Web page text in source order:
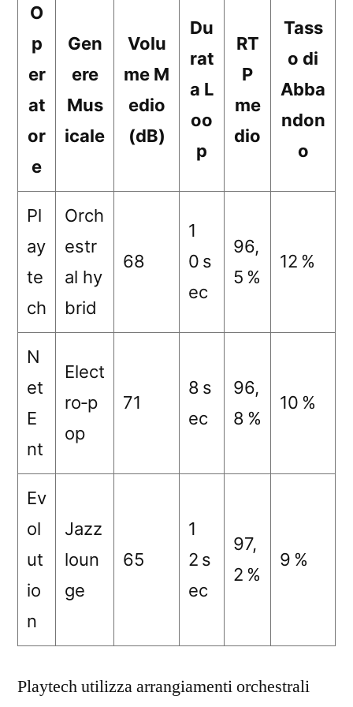
O
p
er
at
or
e
Gen
ere
Mus
icale
Volu
me M
edio
(dB)
Du
rat
a L
oo
p
RT
P
me
dio
Tass
o di
Abba
ndon
o
Pl
ay
te
ch
Orch
estr
al hy
brid
68
1
0 s
ec
96,
5 %
12 %
N
et
E
nt
Elect
ro‑p
op
71
8 s
ec
96,
8 %
10 %
Ev
ol
ut
io
n
Jazz
loun
ge
65
1
2 s
ec
97,
2 %
9 %
Playtech utilizza arrangiamenti orchestrali